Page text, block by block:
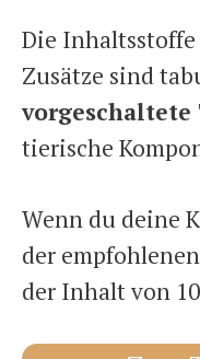
Die
Zusätze sind
vorgeschaltete
tierische
Wenn du deine
der
der Inhalt von